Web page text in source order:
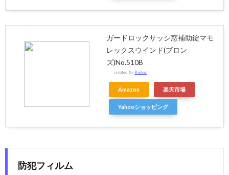
ガードロックサッシ窓補助錠マモ
レックスウインド(ブロン
ズ)No.510B
created by Rinker
Amazon 楽天市場
Yahooショッピング
防犯フィルム